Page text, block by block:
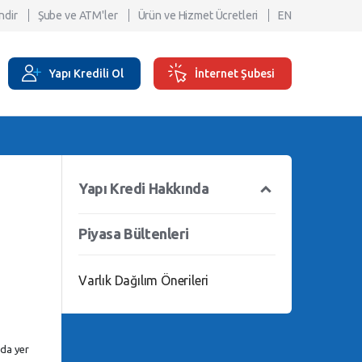
Şube ve ATM'ler Ürün ve Hizmet Ücretleri EN
Yapı Kredili Ol İnternet Şubesi
yer
Yapı Kredi Hakkında
Piyasa Bültenleri
Varlık Dağılım Önerileri